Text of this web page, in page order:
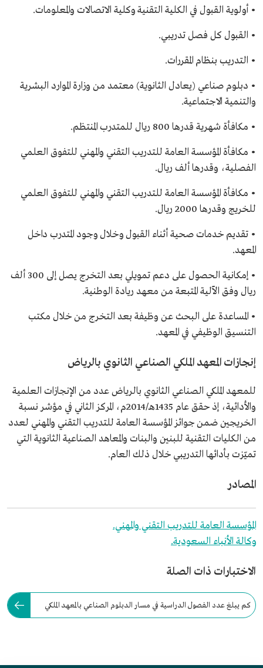
• أولوية القبول في الكلية التقنية وكلية الاتصالات والمعلومات.
• القبول كل فصل تدريبي.
• التدريب بنظام المقررات.
• دبلوم صناعي (يعادل الثانوية) معتمد من وزارة الموارد البشرية
والتنمية الاجتماعية.
• مكافأة شهرية قدرها 800 ريال للمتدرب المنتظم.
• مكافأة المؤسسة العامة للتدريب التقني والمهني للتفوق العلمي
الفصلية، وقدرها ألف ريال.
• مكافأة المؤسسة العامة للتدريب التقني والمهني للتفوق العلمي
للخريج وقدرها 2000 ريال.
• تقديم خدمات صحية أثناء القبول وخلال وجود المتدرب داخل
المعهد.
• إمكانية الحصول على دعم تمويلي بعد التخرج يصل إلى 300 ألف
ريال وفق الآلية المتبعة من معهد ريادة الوطنية.
• المساعدة على البحث عن وظيفة بعد التخرج من خلال مكتب
التنسيق الوظيفي في المعهد.
إنجازات المعهد الملكي الصناعي الثانوي بالرياض
للمعهد الملكي الصناعي الثانوي بالرياض عدد من الإنجازات العلمية
والأدائية، إذ حقق عام 1435هـ/2014م، المركز الثاني في مؤشر نسبة
الخريجين ضمن جوائز المؤسسة العامة للتدريب التقني والمهني لعدد
من الكليات التقنية للبنين والبنات والمعاهد الصناعية الثانوية التي
تميّزت بأدائها التدريبي خلال ذلك العام.
المصادر
المؤسسة العامة للتدريب التقني والمهني.
وكالة الأنباء السعودية.
الاختبارات ذات الصلة
كم يبلغ عدد الفصول الدراسية في مسار الدبلوم الصناعي بالمعهد الملكي